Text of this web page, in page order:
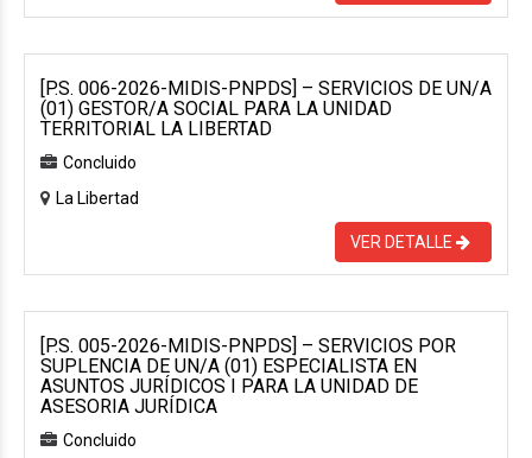
[P.S. 006-2026-MIDIS-PNPDS] – SERVICIOS DE UN/A
(01) GESTOR/A SOCIAL PARA LA UNIDAD
TERRITORIAL LA LIBERTAD
Concluido
La Libertad
VER DETALLE
[P.S. 005-2026-MIDIS-PNPDS] – SERVICIOS POR
SUPLENCIA DE UN/A (01) ESPECIALISTA EN
ASUNTOS JURÍDICOS I PARA LA UNIDAD DE
ASESORIA JURÍDICA
Concluido